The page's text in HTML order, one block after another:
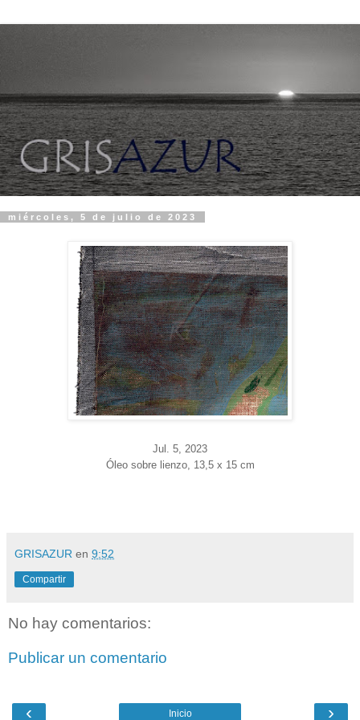
miércoles, 5 de julio de 2023
Jul. 5 , 2023
Óleo sobre lienzo, 13,5 x 15 cm
GRISAZUR en 9:52
Compartir
No hay comentarios:
Publicar un comentario
‹ ›
Inicio